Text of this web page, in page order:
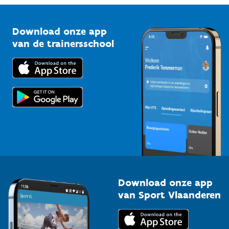
Bedrijven
Trainers en begeleiders
Topsporters
Vlaamse Trainersschool
Kennisplatform
Downloads
Voor de pers
Download onze app
van de trainersschool
Download onze app
van Sport Vlaanderen